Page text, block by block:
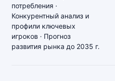
потребления ·
Конкурентный анализ и
профили ключевых
игроков · Прогноз
развития рынка до 2035 г.